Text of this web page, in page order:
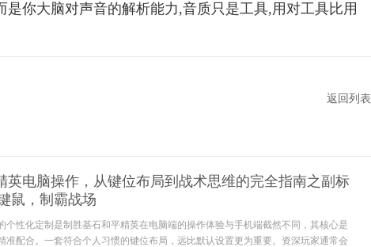
你大脑对声音的解析能力,音质只是工具,用对工具比用
返回列表
英电脑操作，从键位布局到战术思维的完全指南之副标
鼠，制霸战场
个性化定制是制胜基石和平精英在电脑端的操作体验与手机端截然不同，其核心是
准配合。一套符合个人习惯的键位布局，远比默认设置更为重要。资深玩家通常会